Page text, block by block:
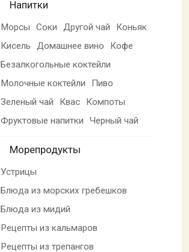
Напитки
Морсы Соки Другой чай
Коньяк
Кисель
Домашнее вино
Кофе
Безалкогольные коктейли
Молочные коктейли
Пиво
Зеленый чай
Квас
Компоты
Фруктовые напитки
Черный чай
Морепродукты
Устрицы
Блюда из морских гребешков
Блюда из мидий
Рецепты из кальмаров
Рецепты из трепангов